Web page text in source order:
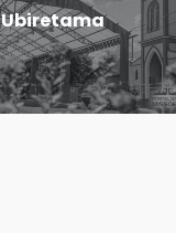
Ubiretama